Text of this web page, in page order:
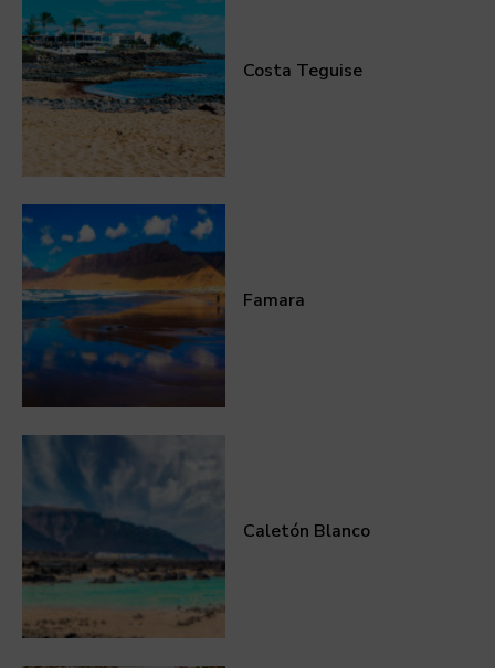
Costa Teguise
Famara
Caletón Blanco